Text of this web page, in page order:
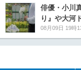
俳優・小川
り』や大河
08月09日 19時